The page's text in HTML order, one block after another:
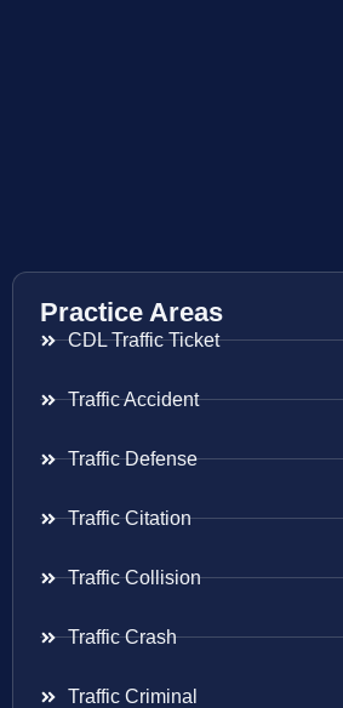
Practice Areas
CDL Traffic Ticket
Traffic Accident
Traffic Defense
Traffic Citation
Traffic Collision
Traffic Crash
Traffic Criminal